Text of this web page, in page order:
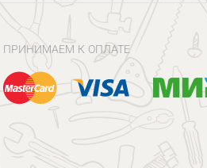
ПРИНИМАЕМ К ОПЛАТЕ